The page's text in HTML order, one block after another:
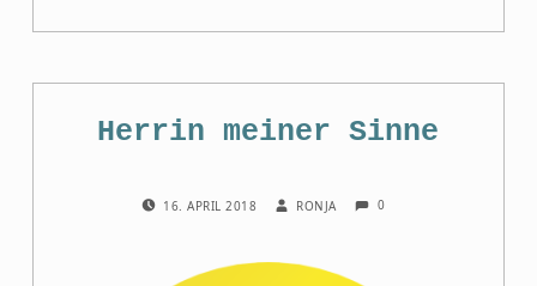
Herrin meiner Sinne
16. APRIL 2018 RONJA 0